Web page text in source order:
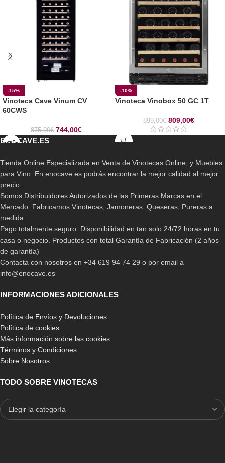
-15%
Vinoteca Cave Vinum CV
60CWS
875,00€ 744,00€
-10%
Vinoteca Vinobox 50 GC 1T
899,00€ 809,00€
ENOCAVE.ES
Tienda Online Especializada en Venta de Vinotecas Online, y Muebles
para Vino. En enocave.es podrás encontrar la mejor calidad al mejor
precio.
Somos Distribuidores Autorizados de las Primeras Marcas en el
Mercado. Fabricamos Vinotecas, Jamoneras. Queseras, Pureras a
medida.
Pago totalmente seguro. Disponibilidad en tan solo 24/72 horas en tu
casa o negocio. Productos con total Garantía de Fabricación (2 años
de garantía)
Contacta con nosotros en +34 619 94 74 29 o por email a
info@enocave.es
INFORMACIONES ADICIONALES
Política de Envíos y Devoluciones
Política de cookies
Más información sobre las cookies
Términos y Condiciones
Sobre Nosotros
TODO SOBRE VINOTECAS